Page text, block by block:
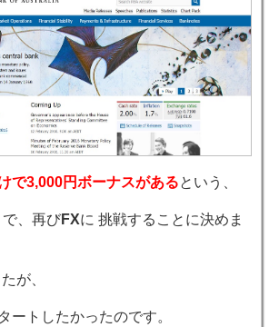
で3,000円ボーナスがあるという、
で、再びFXに 挑戦することに決めま
が、
ートしたかったのです。